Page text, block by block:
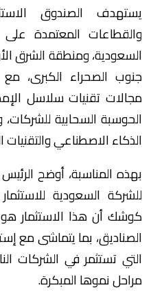
يستهدف الصندوق
والقطاعات المعتمدة على
السعودية، ومنطقة الشرق
جنوب الصحراء الكبرى،
مجالات تقنيات سلاسل
الحوسبة السحابية للشركات،
الذكاء الاصطناعي والتقنيات
بهذه المناسبة، أوضح
للشركة السعودية
كوشك أن هذا الاستثمار
الصناديق، بما يتماشى مع
التي تستثمر في الشركات
مراحل نموها المبكرة.